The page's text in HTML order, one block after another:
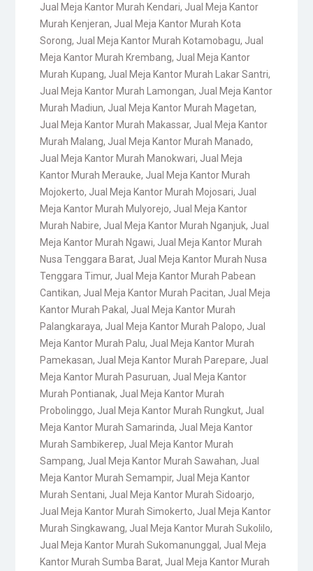
Jual Meja Kantor Murah Kendari, Jual Meja Kantor
Murah Kenjeran, Jual Meja Kantor Murah Kota
Sorong, Jual Meja Kantor Murah Kotamobagu, Jual
Meja Kantor Murah Krembang, Jual Meja Kantor
Murah Kupang, Jual Meja Kantor Murah Lakar Santri,
Jual Meja Kantor Murah Lamongan, Jual Meja Kantor
Murah Madiun, Jual Meja Kantor Murah Magetan,
Jual Meja Kantor Murah Makassar, Jual Meja Kantor
Murah Malang, Jual Meja Kantor Murah Manado,
Jual Meja Kantor Murah Manokwari, Jual Meja
Kantor Murah Merauke, Jual Meja Kantor Murah
Mojokerto, Jual Meja Kantor Murah Mojosari, Jual
Meja Kantor Murah Mulyorejo, Jual Meja Kantor
Murah Nabire, Jual Meja Kantor Murah Nganjuk, Jual
Meja Kantor Murah Ngawi, Jual Meja Kantor Murah
Nusa Tenggara Barat, Jual Meja Kantor Murah Nusa
Tenggara Timur, Jual Meja Kantor Murah Pabean
Cantikan, Jual Meja Kantor Murah Pacitan, Jual Meja
Kantor Murah Pakal , Jual Meja Kantor Murah
Palangkaraya, Jual Meja Kantor Murah Palopo, Jual
Meja Kantor Murah Palu, Jual Meja Kantor Murah
Pamekasan, Jual Meja Kantor Murah Parepare, Jual
Meja Kantor Murah Pasuruan, Jual Meja Kantor
Murah Pontianak, Jual Meja Kantor Murah
Probolinggo, Jual Meja Kantor Murah Rungkut, Jual
Meja Kantor Murah Samarinda, Jual Meja Kantor
Murah Sambikerep, Jual Meja Kantor Murah
Sampang, Jual Meja Kantor Murah Sawahan, Jual
Meja Kantor Murah Semampir, Jual Meja Kantor
Murah Sentani, Jual Meja Kantor Murah Sidoarjo,
Jual Meja Kantor Murah Simokerto, Jual Meja Kantor
Murah Singkawang, Jual Meja Kantor Murah Sukolilo,
Jual Meja Kantor Murah Sukomanunggal , Jual Meja
Kantor Murah Sumba Barat, Jual Meja Kantor Murah